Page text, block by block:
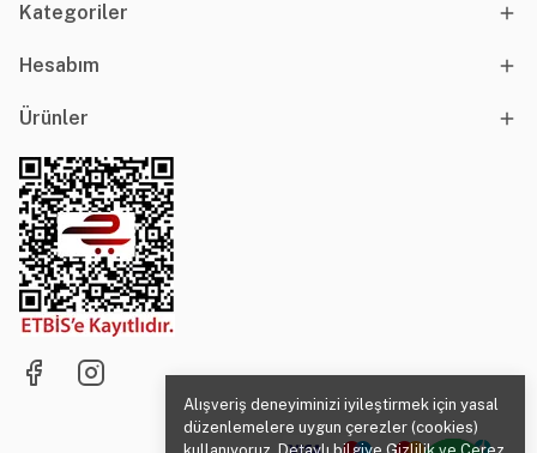
Alışveriş deneyiminizi iyileştirmek için yasal
düzenlemelere uygun çerezler (cookies)
Kategoriler
Hesabım
Ürünler